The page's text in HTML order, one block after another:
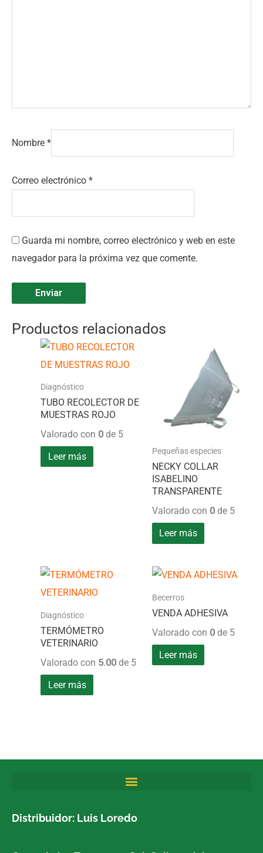
Nombre *
Correo electrónico *
Guarda mi nombre, correo electrónico y web en este
navegador para la próxima vez que comente.
Productos relacionados
Diagnóstico
TUBO RECOLECTOR DE
MUESTRAS ROJO
Valorado con 0 de 5
Leer más Pequeñas especies
NECKY COLLAR
ISABELINO
TRANSPARENTE
Valorado con 0de 5
Leer más
Diagnóstico
TERMÓMETRO
VETERINARIO
Valorado con 5.00 de 5
Leer más
Becerros
VENDA ADHESIVA
Valorado con 0de 5
Leer más
Distribuidor: Luis Loredo